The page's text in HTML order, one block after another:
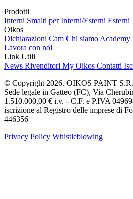
Prodotti
Interni Smalti per Interni/Esterni Esterni
Oikos
Dichiarazioni Cam Chi siamo Academy
Lavora con noi
Link Utili
News Rivenditori My Oikos Contatti
© Copyright 2026. OIKOS PAINT
Sede legale in Gatteo (FC), Via
1.510.000,00 € i.v. - C.F. e P.IVA
iscrizione al Registro delle imprese di
446356
Privacy Policy Whistleblowing